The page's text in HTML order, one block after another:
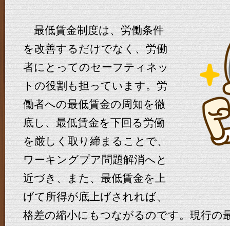
最低賃金制度は、労働条件
を改善するだけでなく、労働
者にとってのセーフティネッ
トの役割も担っています。労
働者への最低賃金の周知を徹
底し、最低賃金を下回る労働
を厳しく取り締まることで、
ワーキングプア問題解消へと
近づき、また、最低賃金を上
げて所得が底上げされれば、
格差の縮小にもつながるのです。現行の